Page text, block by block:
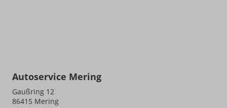
Autoservice Mering
Gaußring 12
86415 Mering